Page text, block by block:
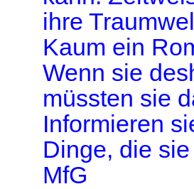
ihre
Kaum ein
Wenn sie
müssten sie
Informieren
Dinge, die
MfG